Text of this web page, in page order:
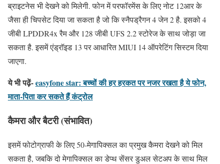
ब्राइटनेस भी देखने को मिलेगी. फोन में परफॉरमेंस के लिए नोट 12आर के
जैसा ही चिपसेट दिया जा सकता है जो कि स्नैपड्रैगन 4 जेन 2 है. इसको 4
जीबी LPDDR4x रैम और 128 जीबी UFS 2.2 स्टोरेज के साथ जोड़ा जा
सकता है. इसमें एंड्रॉइड 13 पर आधारित MIUI 14 ऑपरेटिंग सिस्टम दिया
जाएगा.
ये भी पढ़ें-easyfone star: बच्चों की हर हरकत पर नजर रखता है ये फोन,
माता-पिता कर सकते हैं कंट्रोल
कैमरा और बैटरी (संभावित)
इसमें फोटोग्राफी के लिए 50-मेगापिक्सल का प्रमुख कैमरा देखने को मिल
सकता है, जबकि दो मेगापिक्सल का डेप्थ सेंसर डुअल सेटअप के साथ मिल